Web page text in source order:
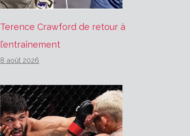
Terence Crawford de retour à
l’entraînement
8 août 2026